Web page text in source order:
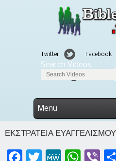
Twitter Facebook
Linkedin
Search Videos
Menu
ΕΚΣΤΡΑΤΕΙΑ ΕΥΑΓΓΕΛΙΣΜΟΥ
Facebook Twitter MeWe WhatsAppViber